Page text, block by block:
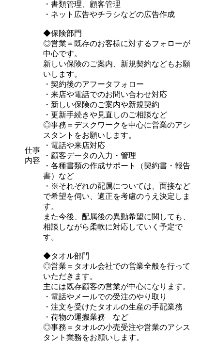
仕事
内容
・書類管理、顧客管理
・ネット広告やチラシなどの広告作成
◆保険部門
◎営業＝既存のお客様に対するフォローが
中心です。
新しい保険のご案内、新規契約などもお願
いします。
・契約後のアフータフォロー
・来店や電話でのお問い合わせ対応
・新しい保険のご案内や新規契約
・更新手続きや見直しのご相談など
◎事務＝デスクワークを中心に営業のアシ
スタントをお願いします。
・電話や来店対応
・顧客データの入力・管理
・各種書類の作成サポート（契約書・報告
書）など
・※それぞれの配属については、面接など
で希望を伺い、適正を考慮のうえ決定しま
す。
また今後、配属後の異動希望に関しても、
相談しながら柔軟に対応していく予定で
す。
◆タオル部門
◎営業＝タオル会社での営業全般を行って
いただきます。
主には既存顧客の営業が中心になります。
・電話やメールでの受注のやり取り
・注文を受けたタオルの生産の手配業務
・荷物の運搬業務 など
◎事務＝タオルの小売受注や営業のアシス
タント業務をお願いします。